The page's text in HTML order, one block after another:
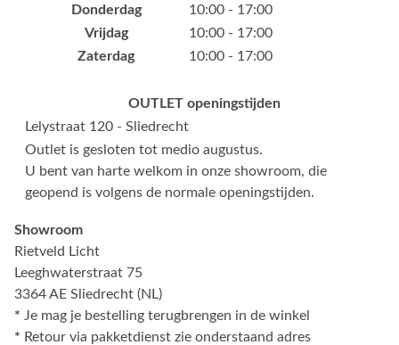
Donderdag
10:00 - 17:00
Vrijdag
10:00 - 17:00
Zaterdag
10:00 - 17:00
OUTLET openingstijden
Lelystraat 120 - Sliedrecht
Outlet is gesloten tot medio augustus.
U bent van harte welkom in onze showroom, die
geopend is volgens de normale openingstijden.
Showroom
Rietveld Licht
Leeghwaterstraat 75
3364 AE Sliedrecht (NL)
* Je mag je bestelling terugbrengen in de winkel
* Retour via pakketdienst zie onderstaand adres